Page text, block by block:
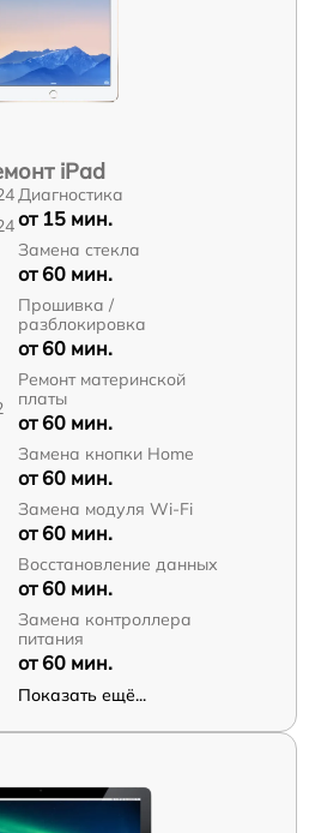
iPad
Диагностика
от 15 мин.
Замена стекла
от 60 мин.
Прошивка /
разблокировка
от 60 мин.
Ремонт материнской
платы
от 60 мин.
Замена кнопки Home
от 60 мин.
Замена модуля Wi-Fi
от 60 мин.
Восстановление данных
от 60 мин.
Замена контроллера
питания
от 60 мин.
Показать ещё...